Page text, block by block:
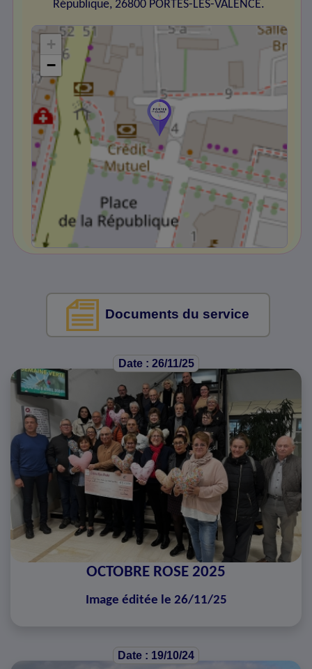
République, 26800 PORTES-LES-VALENCE.
+
−
Documents du service
Date : 26/11/25
OCTOBRE ROSE 2025
Image éditée le 26/11/25
Date : 19/10/24